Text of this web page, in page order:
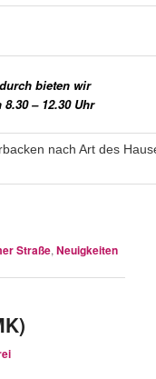
bieten wir
– 12.30 Uhr
nach Art des
Straße,Neuigkeiten